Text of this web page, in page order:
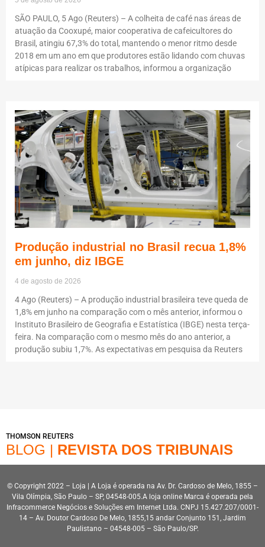
SÃO PAULO, 5 Ago (Reuters) – A colheita de café nas áreas de
atuação da Cooxupé, maior cooperativa de cafeicultores do
Brasil, atingiu 67,3% do total, mantendo o menor ritmo desde
2018 em um ano em que produtores estão lidando com chuvas
atípicas para realizar os trabalhos, informou a organização
Produção industrial no Brasil recua 1,8%
em junho, diz IBGE
4 de agosto de 2026
4 Ago (Reuters) – A produção industrial brasileira teve queda de
1,8% em junho na comparação com o mês anterior, informou o
Instituto Brasileiro de Geografia e Estatística (IBGE) nesta terça-
feira. Na comparação com o mesmo mês do ano anterior, a
produção subiu 1,7%. As expectativas em pesquisa da Reuters
THOMSON REUTERS
BLOG | REVISTA DOS TRIBUNAIS
© Copyright 2022 – Loja | A Loja é operada na Av. Dr. Cardoso de Melo, 1855 –
Vila Olímpia, São Paulo – SP, 04548-005.A loja online Marca é operada pela
Infracommerce Negócios e Soluções em Internet Ltda. CNPJ 15.427.207/0001-
14 – Av. Doutor Cardoso De Melo, 1855,15 andar Conjunto 151, Jardim
Paulistano – 04548-005 – São Paulo/SP.